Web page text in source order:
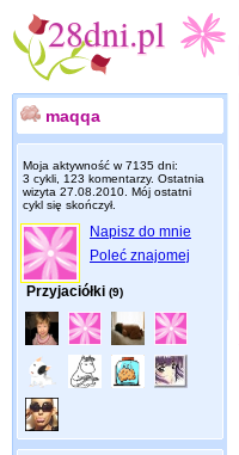
maqqa
Moja aktywność w 7135 dni:
3 cykli, 123 komentarzy. Ostatnia
wizyta 27.08.2010 . Mój ostatni
cykl się skończył.
Napisz do mnie
Poleć znajomej
Przyjaciółki (9)